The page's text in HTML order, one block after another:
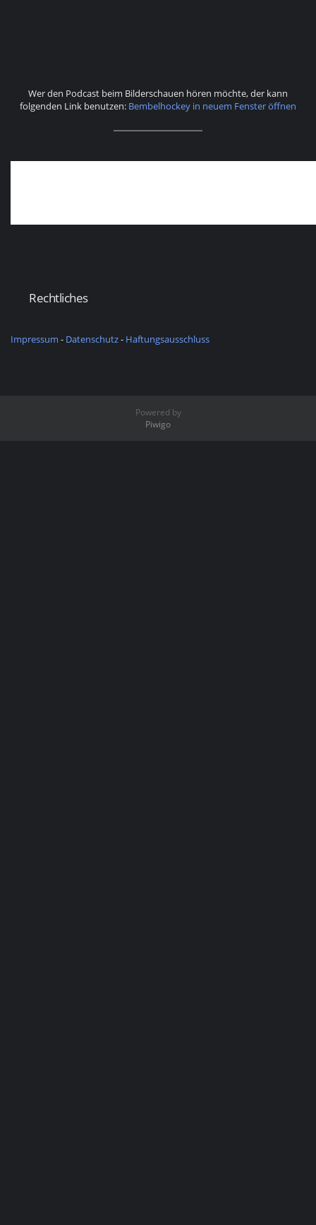
Wer den Podcast beim Bilderschauen hören möchte, der kann
folgenden Link benutzen: Bembelhockey in neuem Fenster öffnen
Rechtliches
Impressum - Datenschutz- Haftungsausschluss
Powered by
Piwigo